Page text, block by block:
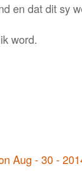
en dat dit sy
word.
Aug - 30 -